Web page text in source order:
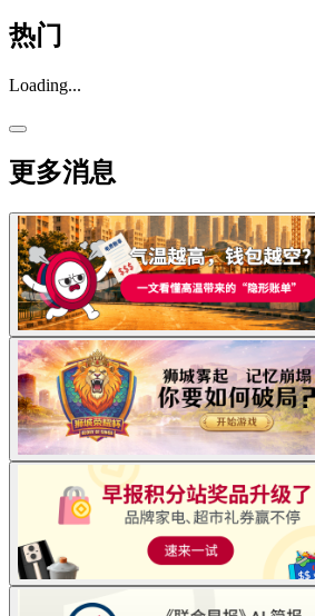
热门
Loading...
更多消息